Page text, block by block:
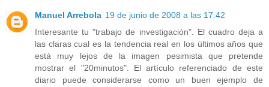
Manuel Arrebola 19 de junio de 2008 a las 17:42
Interesante tu "trabajo de investigación". El cuadro deja a
las claras cual es la tendencia real en los últimos años que
está muy lejos de la imagen pesimista que pretende
mostrar el "20minutos". El artículo referenciado de este
diario puede considerarse como un buen ejemplo de